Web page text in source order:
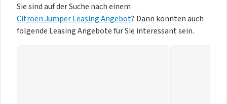
Sie sind auf der Suche nach einem
Citroën Jumper Leasing Angebot? Dann könnten auch
folgende Leasing Angebote für Sie interessant sein.